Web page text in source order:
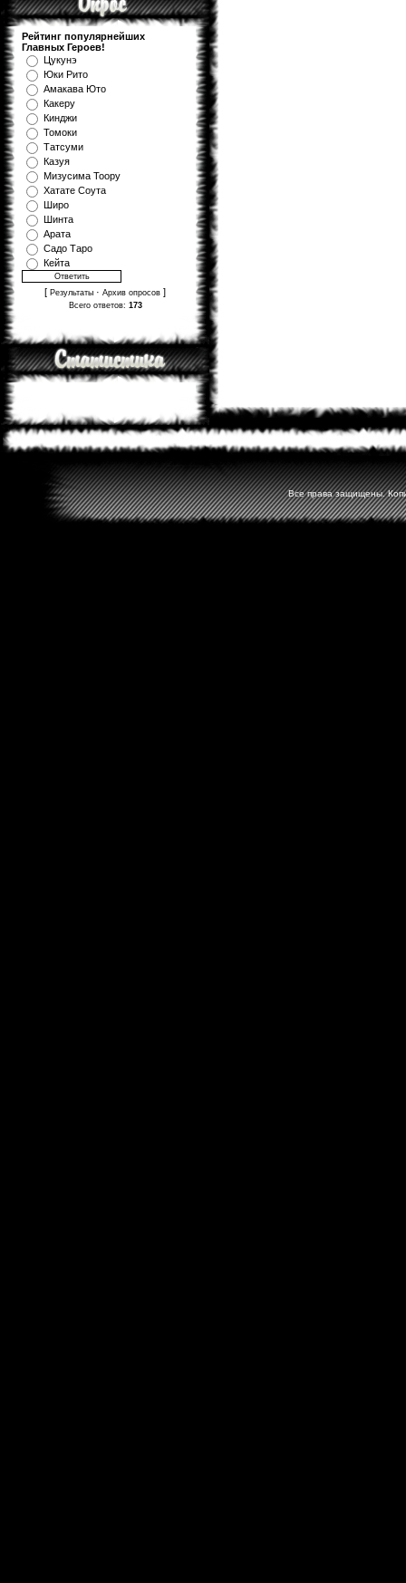
Рейтинг популярнейших
Главных Героев!
Цукунэ
Юки Рито
Амакава Юто
Какеру
Кинджи
Томоки
Татсуми
Казуя
Мизуcима Тоору
Хатате Соута
Широ
Шинта
Арата
Садо Таро
Кейта
[ Результаты · Архив опросов ]
Всего ответов: 173
Все права защищены.